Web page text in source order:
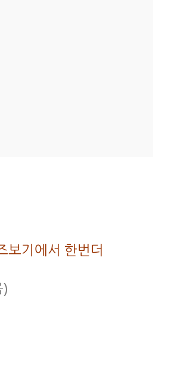
보기에서 한번더